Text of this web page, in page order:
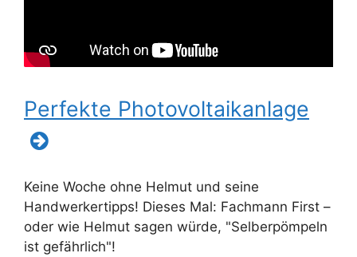
Perfekte Photovoltaikanlage
Keine Woche ohne Helmut und seine
Handwerkertipps! Dieses Mal: Fachmann First –
oder wie Helmut sagen würde, "Selberpömpeln
ist gefährlich"!